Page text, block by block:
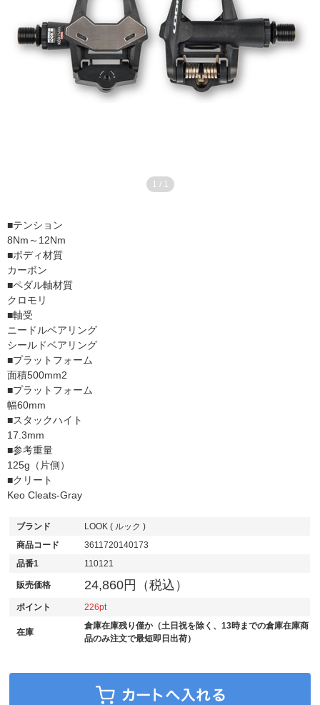
1 / 1
■テンション
8Nm～12Nm
■ボディ材質
カーボン
■ペダル軸材質
クロモリ
■軸受
ニードルベアリング
シールドベアリング
■プラットフォーム
面積500mm2
■プラットフォーム
幅60mm
■スタックハイト
17.3mm
■参考重量
125g（片側）
■クリート
Keo Cleats-Gray
ブランド
LOOK ( ルック )
商品コード
3611720140173
品番1
110121
販売価格 24,860円（税込）
ポイント 226
在庫
倉庫在庫残り僅か（土日祝を除く、13時までの倉庫在庫商
品のみ注文で最短即日出荷）